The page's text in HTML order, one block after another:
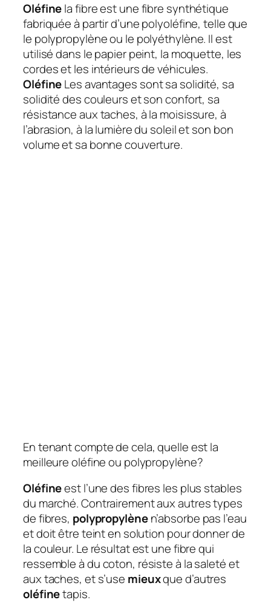
Oléfinela fibre est une fibre synthétique
fabriquée à partir d’une polyoléfine, telle que
le polypropylène ou le polyéthylène. Il est
utilisé dans le papier peint, la moquette, les
cordes et les intérieurs de véhicules.
OléfineLes avantages sont sa solidité, sa
solidité des couleurs et son confort, sa
résistance aux taches, à la moisissure, à
l’abrasion, à la lumière du soleil et son bon
volume et sa bonne couverture.
En tenant compte de cela, quelle est la
meilleure oléfine ou polypropylène?
Oléfineest l’une des fibres les plus stables
du marché. Contrairement aux autres types
de fibres, polypropylènen’absorbe pas l’eau
et doit être teint en solution pour donner de
la couleur. Le résultat est une fibre qui
ressemble à du coton, résiste à la saleté et
aux taches, et s’use mieuxque d’autres
oléfinetapis.